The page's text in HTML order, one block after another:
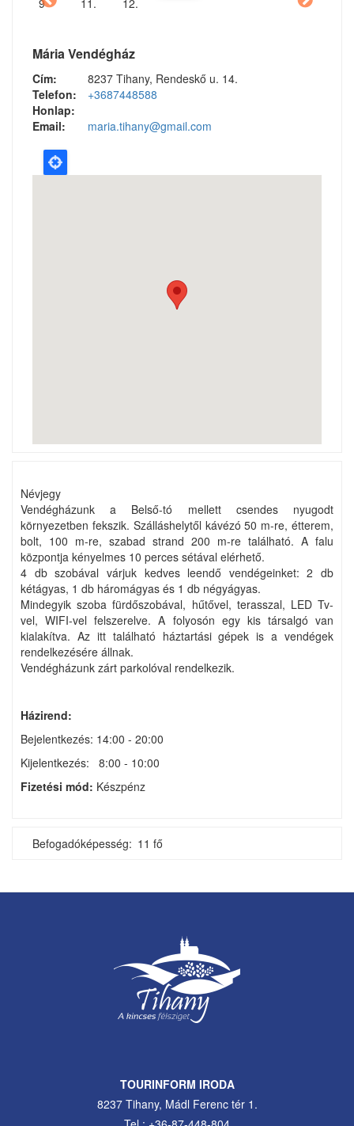
Mária Vendégház
Cím:
8237 Tihany, Rendeskő u. 14.
Telefon:
+3687448588
Honlap:
Email:
maria.tihany@gmail.com
Névjegy
Vendégházunk a Belső-tó mellett csendes nyugodt
környezetben fekszik. Szálláshelytől kávézó 50 m-re, étterem,
bolt, 100 m-re, szabad strand 200 m-re található. A falu
központja kényelmes 10 perces sétával elérhető.
4 db szobával várjuk kedves leendő vendégeinket: 2 db
kétágyas, 1 db háromágyas és 1 db négyágyas.
Mindegyik szoba fürdőszobával, hűtővel, terasszal, LED Tv-
vel, WIFI-vel felszerelve. A folyosón egy kis társalgó van
kialakítva. Az itt található háztartási gépek is a vendégek
rendelkezésére állnak.
Vendégházunk zárt parkolóval rendelkezik.
Házirend:
Bejelentkezés: 14:00 - 20:00
Kijelentkezés: 8:00 - 10:00
Fizetési mód: Készpénz
Befogadóképesség 11 fő
TOURINFORM IRODA
8237 Tihany, Mádl Ferenc tér 1.